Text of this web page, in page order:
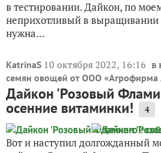
в тестировании. Дайкон, по
неприхотливый в
нужна...
KatrinaS 10 октября 2022, 16:16 в
семян овощей от ООО
Дайкон 'Розовый
осенние витаминки! 4
Вот и наступил долгожданный